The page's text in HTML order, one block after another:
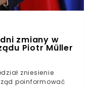
zmiany w
Piotr Müller
zniesienie
poinformować